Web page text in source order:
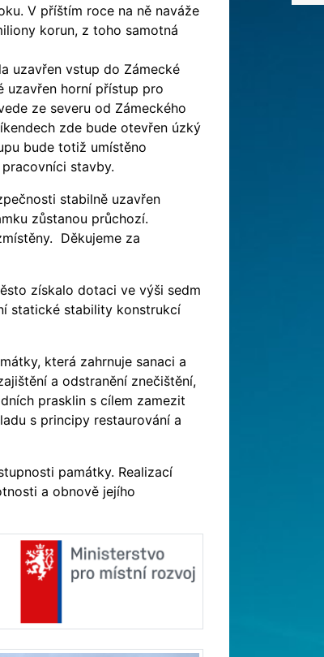
V příštím roce na ně naváže
korun, z toho samotná
uzavřen vstup do Zámecké
uzavřen horní přístup pro
ze severu od Zámeckého
zde bude otevřen úzký
bude totiž umístěno
stavby.
stabilně uzavřen
zůstanou průchozí.
Děkujeme za
získalo dotaci ve výši sedm
statické stability konstrukcí
která zahrnuje sanaci a
a odstranění znečištění,
prasklin s cílem zamezit
s principy restaurování a
památky. Realizací
a obnově jejího